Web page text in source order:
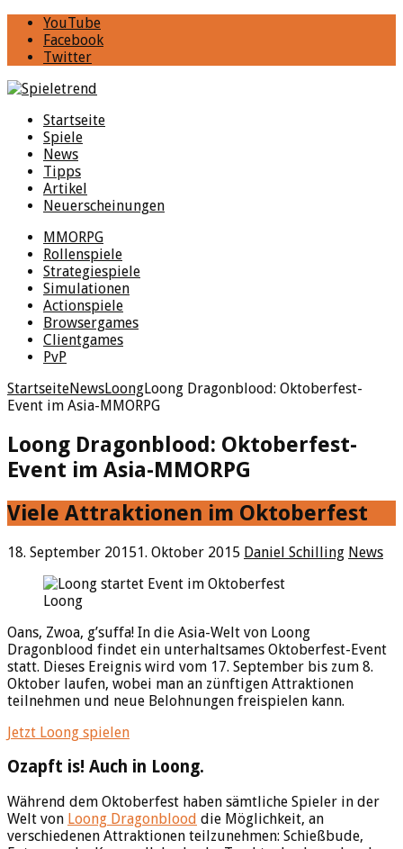
YouTube
Facebook
Twitter
Startseite
Spiele
News
Tipps
Artikel
Neuerscheinungen
MMORPG
Rollenspiele
Strategiespiele
Simulationen
Actionspiele
Browsergames
Clientgames
PvP
StartseiteNewsLoongLoong Dragonblood: Oktoberfest-
Event im Asia-MMORPG
Loong Dragonblood: Oktoberfest-
Event im Asia-MMORPG
Viele Attraktionen im Oktoberfest
18. September 20151. Oktober 2015 Daniel Schilling News
Loong
Oans, Zwoa, g’suffa! In die Asia-Welt von Loong
Dragonblood findet ein unterhaltsames Oktoberfest-Event
statt. Dieses Ereignis wird vom 17. September bis zum 8.
Oktober laufen, wobei man an zünftigen Attraktionen
teilnehmen und neue Belohnungen freispielen kann.
Jetzt Loong spielen
Ozapft is! Auch in Loong.
Während dem Oktoberfest haben sämtliche Spieler in der
Welt von Loong Dragonblood die Möglichkeit, an
verschiedenen Attraktionen teilzunehmen: Schießbude,